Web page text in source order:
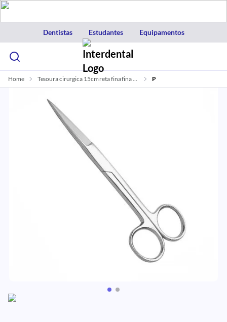
Dentistas Estudantes Equipamentos
Home Tesoura cirurgica 15cm reta fina fina 6b invent P